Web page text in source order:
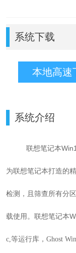
系统下载
本地高速
系统介绍
联想笔记本Win10
为联想笔记本打造的
检测，且筛查所有分
载使用。联想笔记本
c,等运行库，Ghost